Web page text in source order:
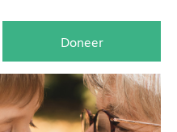
Doneer